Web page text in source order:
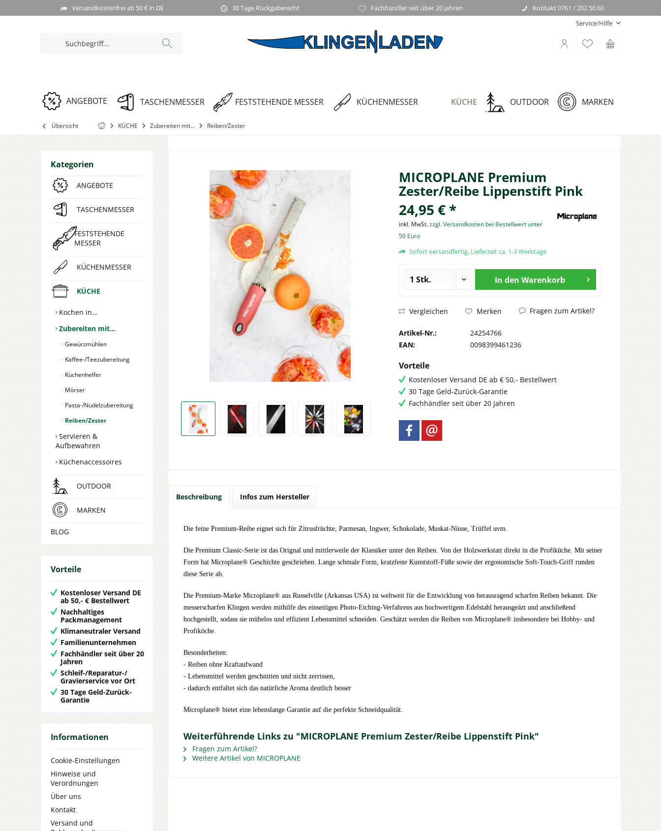
Versandkostenfrei ab 50 € in DE 30 Tage Rückgaberecht Fachhändler seit über 20 Jahren
Kontakt 0761 / 202 50 60
Service/Hilfe
ANGEBOTE TASCHENMESSER FESTSTEHENDE MESSER KÜCHENMESSER KÜCHE OUTDOOR MARKEN
Übersicht KÜCHE Zubereiten mit… Reiben/Zester
Kategorien
ANGEBOTE
TASCHENMESSER
FESTSTEHENDE
MESSER
KÜCHENMESSER
KÜCHE
Kochen in…
Zubereiten mit…
Gewürzmühlen
Kaffee-/Teezubereitung
Küchenhelfer
Mörser
Pasta-/Nudelzubereitung
Reiben/Zester
Servieren &
Aufbewahren
Küchenaccessoires
OUTDOOR
MARKEN
BLOG
Vorteile
Kostenloser Versand DE
ab 50,- € Bestellwert
Nachhaltiges
Packmanagement
Klimaneutraler Versand
Familienunternehmen
Fachhändler seit über 20
Jahren
Schleif-/Reparatur-/
Gravierservice vor Ort
30 Tage Geld-Zurück-
Garantie
Informationen
Cookie-Einstellungen
Hinweise und
Verordnungen
Über uns
Kontakt
Versand und
MICROPLANE Premium
Zester/Reibe Lippenstift Pink
24,95 € *
inkl. MwSt.zzgl. Versandkosten bei Bestellwert unter
50 Euro
Sofort versandfertig, Lieferzeit ca. 1-3 Werktage
In den Warenkorb
Vergleichen Merken Fragen zum Artikel?
Artikel-Nr.:
24254766
EAN:
0098399461236
Vorteile
Kostenloser Versand DE ab € 50,- Bestellwert
30 Tage Geld-Zurück-Garantie
Fachhändler seit über 20 Jahren
Beschreibung Infos zum Hersteller
Die feine Premium-Reibe eignet sich für Zitrusfrüchte, Parmesan, Ingwer, Schokolade, Muskat-Nüsse, Trüffel uvm.
Die Premium Classic-Serie ist das Orignal und mittlerweile der Klassiker unter den Reiben. Von der Holzwerkstatt direkt in die Profiküche. Mit seiner
Form hat Microplane® Geschichte geschrieben. Lange schmale Form, kratzfeste Kunststoff-Füße sowie der ergonomische Soft-Touch-Griff runden
diese Serie ab.
Die Premium-Marke Microplane® aus Russelville (Arkansas USA) ist weltweit für die Entwicklung von herausragend scharfen Reiben bekannt. Die
messerscharfen Klingen werden mithilfe des einseitigen Photo-Etching-Verfahrens aus hochwertigem Edelstahl herausgeäzt und anschließend
hochgestellt, sodass sie mühelos und effizient Lebensmittel schneiden. Geschätzt werden die Reiben von Microplane® insbesondere bei Hobby- und
Profiköche.
Besonderheiten:
- Reiben ohne Kraftaufwand
- Lebensmittel werden geschnitten und nicht zerrissen,
- dadurch entfaltet sich das natürliche Aroma deutlich besser
Microplane® bietet eine lebenslange Garantie auf die perfekte Schneidqualität.
Weiterführende Links zu "MICROPLANE Premium Zester/Reibe Lippenstift Pink"
Fragen zum Artikel?
Weitere Artikel von MICROPLANE